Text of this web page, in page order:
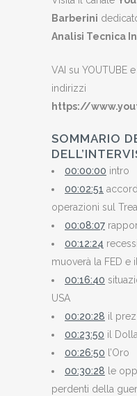
Barberini
Analisi Tecnica
VAI su YOUTUBE
indirizzi
https://
SOMMARIO
00:00:00 intro
00:02:51
operazioni sul
00:08:07
00:12:24
muoverà la FED e
00:16:40
USA
00:20:28 il
00:23:50 il
00:26:50 l’Oro
00:30:28 le
perdenti della